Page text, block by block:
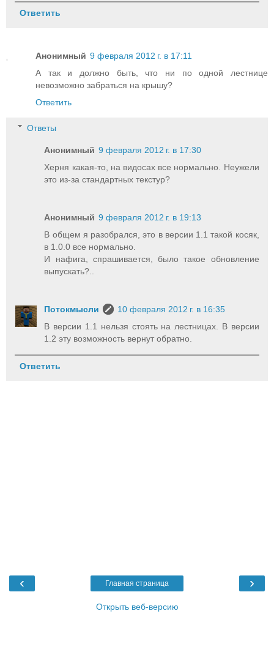
Ответить
Анонимный 9 февраля 2012 г. в 17:11
А так и должно быть, что ни по одной лестнице
невозможно забраться на крышу?
Ответить
Ответы
Анонимный 9 февраля 2012 г. в 17:30
Херня какая-то, на видосах все нормально. Неужели
это из-за стандартных текстур?
Анонимный 9 февраля 2012 г. в 19:13
В общем я разобрался, это в версии 1.1 такой косяк,
в 1.0.0 все нормально.
И нафига, спрашивается, было такое обновление
выпускать?..
Потокмысли
10 февраля 2012 г. в 16:35
В версии 1.1 нельзя стоять на лестницах. В версии
1.2 эту возможность вернут обратно.
Ответить
‹ ›
Главная страница
Открыть веб-версию